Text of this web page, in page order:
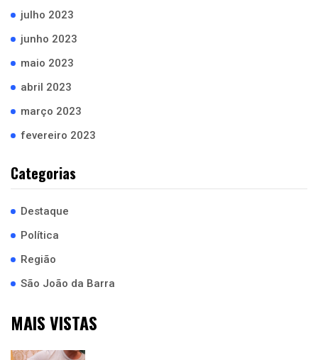
julho 2023
junho 2023
maio 2023
abril 2023
março 2023
fevereiro 2023
Categorias
Destaque
Política
Região
São João da Barra
MAIS VISTAS